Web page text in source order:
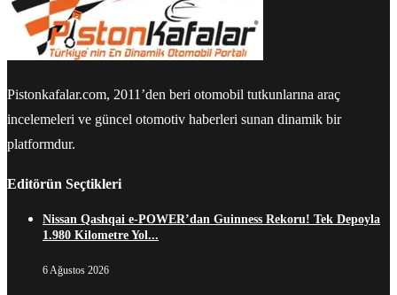
Pistonkafalar.com, 2011’den beri otomobil tutkunlarına araç
incelemeleri ve güncel otomotiv haberleri sunan dinamik bir
platformdur.
Editörün Seçtikleri
Nissan Qashqai e-POWER’dan Guinness Rekoru! Tek Depoyla
1.980 Kilometre Yol...
6 Ağustos 2026